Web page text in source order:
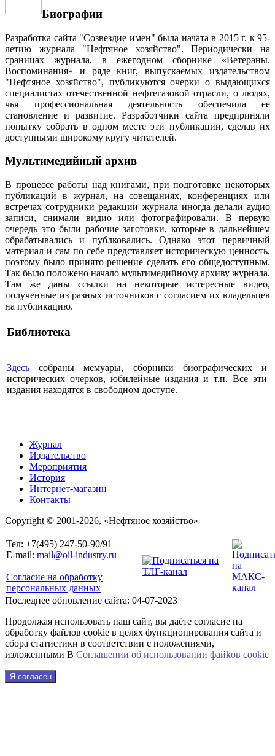
Биографии
Разработка сайта "Созвездие имен" была начата в 2015 г. к 95-
летию журнала "Нефтяное хозяйство". Периодически на
сраницах журнала, в ежегодном сборнике «Ветераны.
Воспоминания» и ряде книг, выпускаемых издательством
"Нефтяное хозяйство", публикуются очерки о выдающихся
специалистах отечественной нефтегазовой отрасли, о людях,
чья профессиональная деятельность обеспечила ее
становление и развитие. Разработчики сайта предприняли
попытку собрать в одном месте эти публикации, сделав их
доступными широкому кругу читателей.
Мультимедийный архив
В процессе работы над книгами, при подготовке некоторых
публикаций в журнал, на совещаниях, конференциях или
встречах сотрудники редакции журнала иногда делали аудио
записи, снимали видио или фотографировали. В первую
очередь это были рабочие заготовки, которые в дальнейшем
обрабатывались и публковались. Однако этот первичный
материал и сам по себе представляет историческую ценность,
поэтому было принято решение сделать его общедоступным.
Так было положено начало мультимедийному архиву журнала.
Там же даны ссылки на некоторые истересные видео,
полученные из разных источников с согласием их владельцев
на публикацию.
Библиотека
Здесь собраны мемуары, сборники биографических и
исторических очерков, юбилейные издания и т.п. Все эти
издания находятся в свободном доступе.
Журнал
Издательство
Мероприятия
История
Интернет-магазин
Контакты
Copyright © 2001-2026, «Нефтяное хозяйство»
Тел: +7(495) 247-50-90/91
E-mail: mail@oil-industry.ru
Согласие на обработку
персональных данных
Последнее обновление сайта: 04-07-2023
Продолжая использовать наш сайт, вы даёте согласие на
обработку файлов cookie в целях функционирования сайта и
сбора статистики в соответствии с положениями,
изложенными В Соглашении об использовании файkов cookie
Я согласен